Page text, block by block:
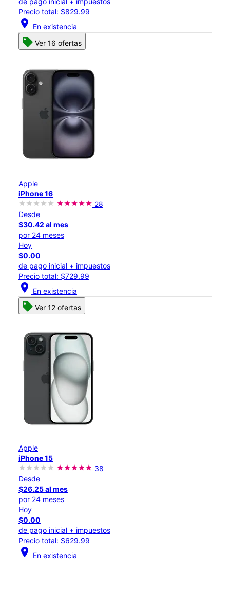
Precio total: $829.99
location_on En existencia
Ver 16 ofertas
Apple
iPhone 16
28
Desde
$30.42 al mes
por 24 meses
Hoy
$0.00
de pago inicial + impuestos
Precio total: $729.99
location_on En existencia
Ver 12 ofertas
Apple
iPhone 15
38
Desde
$26.25 al mes
por 24 meses
Hoy
$0.00
de pago inicial + impuestos
Precio total: $629.99
location_on En existencia